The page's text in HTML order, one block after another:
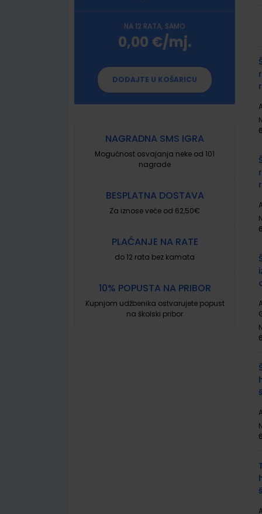
NA 12 RATA, SAMO
0,00 €/mj.
DODAJTE U KOŠARICU
NAGRADNA SMS IGRA
Mogućnost osvajanja neke od 101
nagrade
BESPLATNA DOSTAVA
Za iznose veće od 62,50€
PLAĆANJE NA RATE
do 12 rata bez kamata
10% POPUSTA NA PRIBOR
Kupnjom udžbenika ostvarujete popust
na školski pribor